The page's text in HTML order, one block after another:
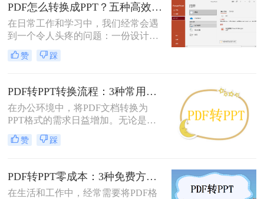
编辑和复用。此时，将PDF转换为可
编辑的PPT就成了一个刚性需求。
PDF怎么转换成PPT？五种高效方法，适用不同场景全解析！
在日常工作和学习中，我们经常会遇
到一个令人头疼的问题：一份设计精
美、内容详实的PDF文档，需要被转
换为可编辑、可演示的
修改内容、调整逻辑，或是直接用于
会议汇报。然而，由于PDF格式本身
是为了稳定显示而非编辑而设计的，
这项转换工作常常伴随着格式错乱、
排版混乱、图片丢失等“车祸现场”。
赞 踩
PDF转PPT转换流程：3种常用方法的速度和精度对比！
在办公环境中，将PDF文档转换为
PPT格式的需求日益增加。无论是为
了更好地展示信息，还是为了便于编
辑内容，掌握几种有效的PDF转PPT
怎么转换呢？本文将介绍三种常用的
方法来实现这一转换。
赞 踩
PDF转PPT零成本：3种免费方案的实际效果和隐藏限制！
在生活和工作中，经常需要将PDF格